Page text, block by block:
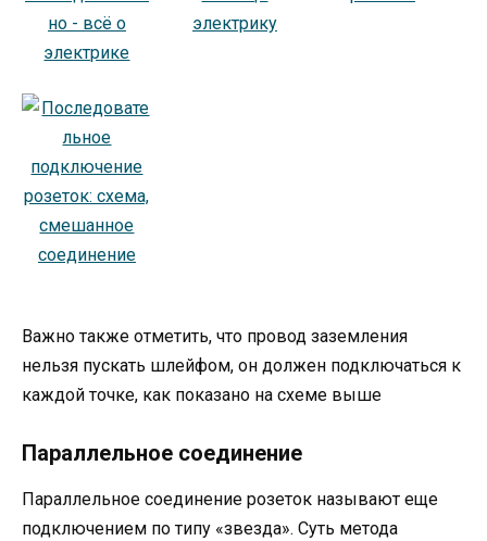
Важно также отметить, что провод заземления
нельзя пускать шлейфом, он должен подключаться к
каждой точке, как показано на схеме выше
Параллельное соединение
Параллельное соединение розеток называют еще
подключением по типу «звезда». Суть метода